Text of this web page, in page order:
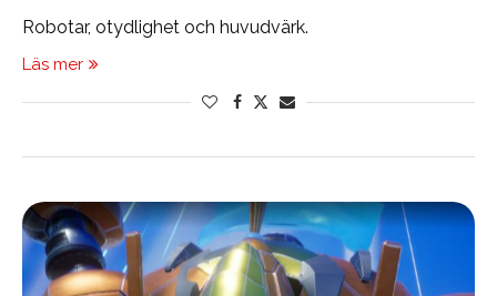
Robotar, otydlighet och huvudvärk.
Läs mer